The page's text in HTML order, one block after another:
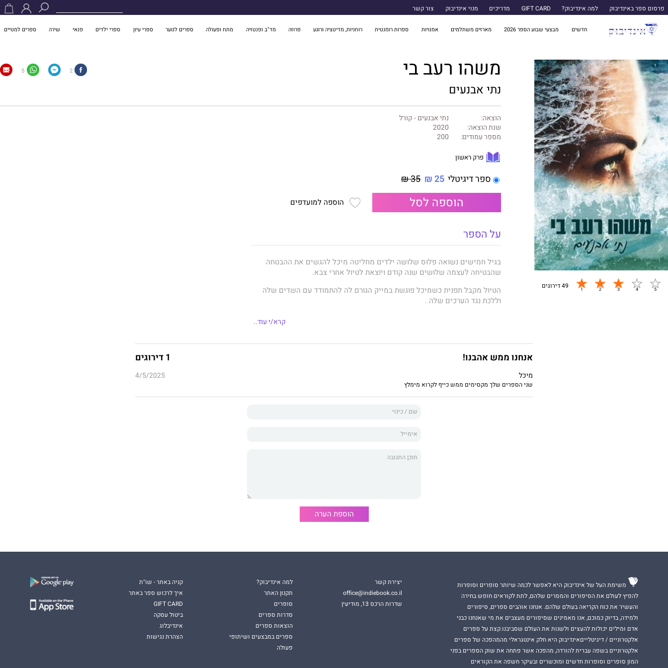
פרסום ספר באינדיבוק למה אינדיבוק? GIFT CARD מדריכים מנוי אינדיבוק צור קשר
חדשים מבצעי שבוע הספר 2026 מארזים משתלמים אמנויות ספרות רומנטית רוחניות, מדיטציה ורוגע פרוזה מד"ב ופנטזיה מתח ופעולה ספרים לנוער ספרי עיון ספרי ילדים פנאי שירה ספרים למנויים
49 דירוגים
משהו רעב בי 2
5
נתי אבנעים
הוצאה:
נתי אבנעים - קורל
שנת הוצאה:
2020
מספר עמודים:
200
פרק ראשון
ספר דיגיטלי 25 ₪
35 ₪
הוספה לסל הוספה למועדפים
על הספר
בגיל חמישים נשואה פלוס שלושה ילדים מחליטה מיכל להגשים את ההבטחה
שהבטיחה לעצמה שלושים שנה קודם ויוצאת לטיול אחרי צבא.
הטיול מקבל תפנית כשמיכל פוגשת במייק הגורם לה להתמודד עם השדים שלה
וללכת נגד הערכים שלה .
בהתלבטות קשה בין החיים השלווים הנוחים והרגועים שבנתה לעצמה לבין אהבה
על רקע הנופים המרהיבים של מדינת קרלה בדרום הודו מיכל באה לחפש את
השקט ונקלעת למערבולת רגשות.
של הודו, דמויות הנקשרות שוב ושוב, קשרים נפרמים, אהבות ניצתות וכל מה שהיה
יציב ובטוח מתחיל לרעוד.
קרא/י עוד..
אנחנו ממש אהבנו! 1 דירוגים
מיכל 4/5/2025
שני הספרים שלך מקסימים ממש כייף לקרוא מימלץ
הוספת הערה
משימת העל של אינדיבוק היא לאפשר לכמה שיותר סופרים וסופרות
להפיץ לעולם את הסיפורים והמסרים שלהם, לתת לקוראים חופש בחירה
והעשיר את כוח הקריאה בעולם שלהם. אנחנו אוהבים ספרים, סיפורים
ולמידה, בדיוק כמוכם, אנו מאמינים שסיפורים מעצבים את מי שאנחנו כבני
אדם ומילים יכולות להעצים ולשנות את העולם שסביבנו.קצת על ספרים
אלקטרוניים / דיגיטלייםאינדיבוק היא חלק אינטגראלי מהמהפכה של ספרים
אלקטרוניים בשפה עברית להורדה, מהפכה אשר פתחה את שוק הספרים בפני
המון סופרים וסופרות חדשים ומוכשרים ובעיקר חשפה את הקוראים
יצירת קשר
office@indiebook.co.il
שדרות הרכס 13, מודיעין
למה אינדיבוק?
תקנון האתר
סופרים
סדרות ספרים
הוצאות ספרים
ספרים במבצעים ושיתופי
פעולה
קניה באתר - שו"ת
איך לרכוש ספר באתר
GIFT CARD
ביטול עסקה
אינדיבלוג
הצהרת נגישות